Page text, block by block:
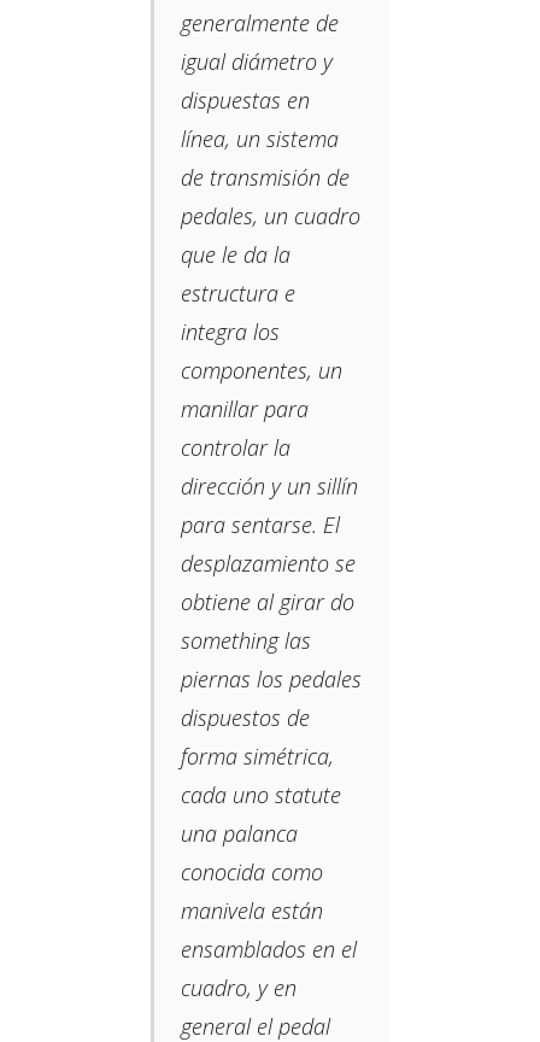
generalmente de
igual diámetro y
dispuestas en
línea, un sistema
de transmisión de
pedales, un cuadro
que le da la
estructura e
integra los
componentes, un
manillar para
controlar la
dirección y un sillín
para sentarse. El
desplazamiento se
obtiene al girar do
something las
piernas los pedales
dispuestos de
forma simétrica,
cada uno statute
una palanca
conocida como
manivela están
ensamblados en el
cuadro, y en
general el pedal